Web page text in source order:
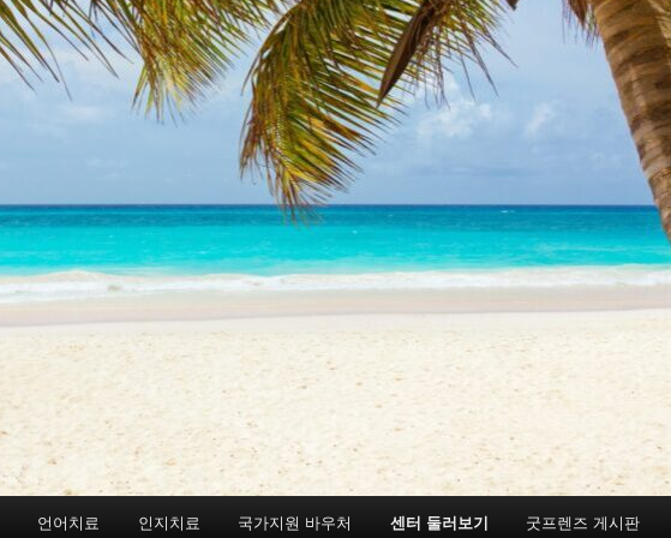
언어치료 인지치료 국가지원 바우처 센터 둘러보기 굿프렌즈 게시판